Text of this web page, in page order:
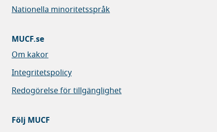
Nationella minoritetsspråk
MUCF.se
Om kakor
Integritetspolicy
Redogörelse för tillgänglighet
Följ MUCF